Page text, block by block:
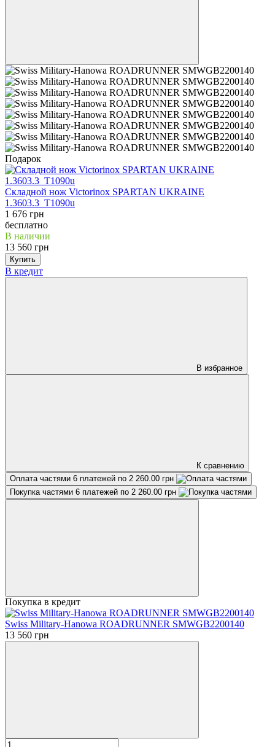
Подарок
Складной нож Victorinox SPARTAN UKRAINE
1.3603.3_T1090u
1 676 грн
бесплатно
В наличии
13 560 грн
Купить
В кредит
В избранное
К сравнению
Оплата частями 6 платежей по 2 260.00 грн
Покупка частями 6 платежей по 2 260.00 грн
Покупка в кредит
Swiss Military-Hanowa ROADRUNNER SMWGB2200140
13 560 грн